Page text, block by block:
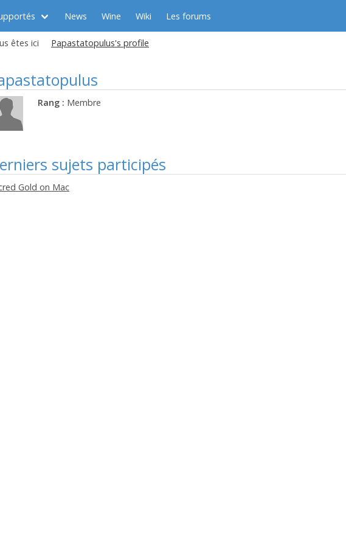
News Wine Wiki Les forums
êtes ici Papastatopulus's profile
Rang : Membre
sujets participés
Gold on Mac